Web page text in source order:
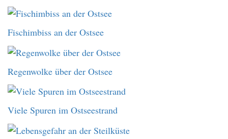
Fischimbiss an der Ostsee
Regenwolke über der Ostsee
Viele Spuren im Ostseestrand